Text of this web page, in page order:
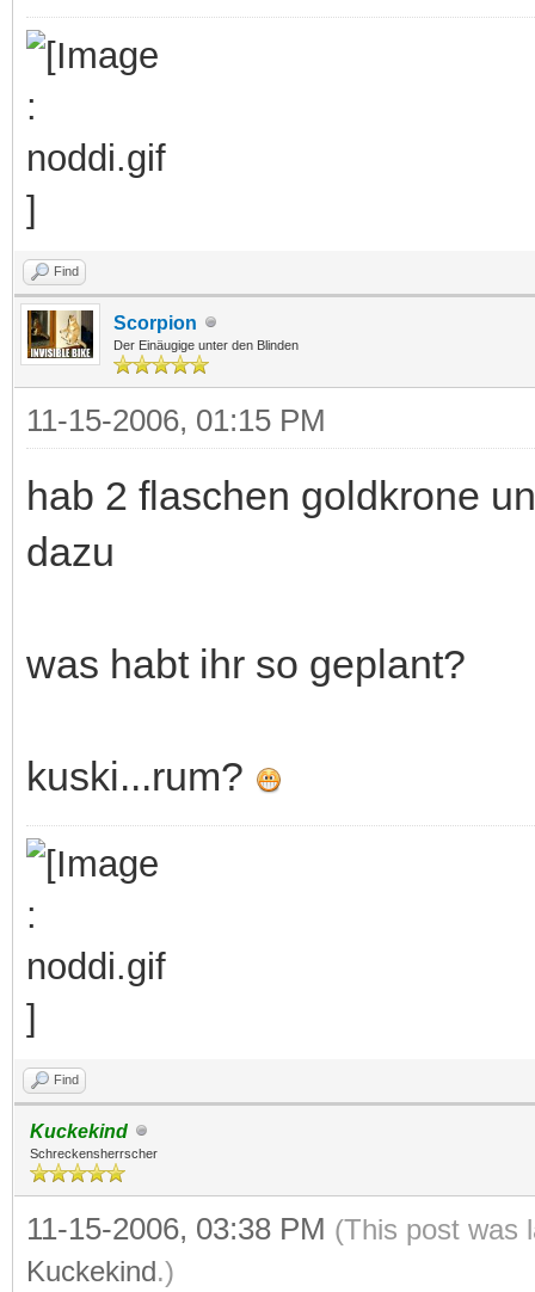
Find
Scorpion
Der Einäugige unter den Blinden
11-15-2006, 01:15 PM
hab 2 flaschen goldkrone
dazu
was habt ihr so geplant?
kuski...rum?
Find
Kuckekind
Schreckensherrscher
11-15-2006, 03:38 PM (This post was
Kuckekind.)